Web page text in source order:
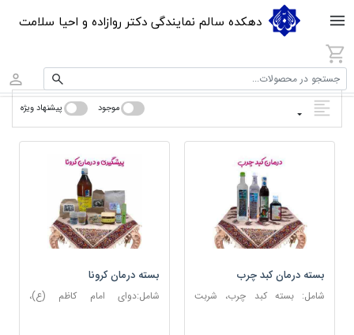
دهکده سالم نمایندگی دکتر روازاده و احیا سلامت
جستجو در محصولات...
موجود پیشنهاد ویژه
بسته درمان کبد چرب
شامل: بسته کبد چرب، شربت
بسته درمان کرونا
شامل:دوای امام کاظم (ع)،